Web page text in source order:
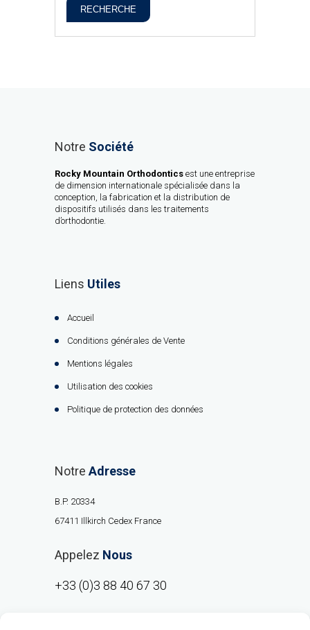
RECHERCHE
Notre Société
Rocky Mountain Orthodontics est une entreprise
de dimension internationale spécialisée dans la
conception, la fabrication et la distribution de
dispositifs utilisés dans les traitements
d’orthodontie.
Liens Utiles
Accueil
Conditions générales de Vente
Mentions légales
Utilisation des cookies
Politique de protection des données
Notre Adresse
B.P. 20334
67411 Illkirch Cedex France
Appelez Nous
+33 (0)3 88 40 67 30